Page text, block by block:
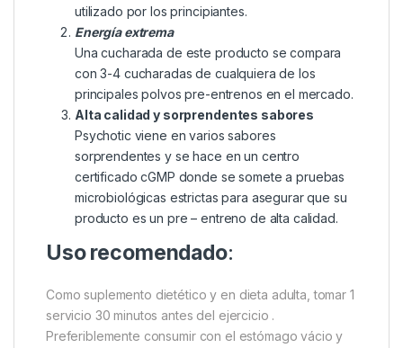
utilizado por los principiantes.
Energía extrema
Una cucharada de este producto se compara
con 3-4 cucharadas de cualquiera de los
principales polvos pre-entrenos en el mercado.
Alta calidad y sorprendentes sabores
Psychotic viene en varios sabores
sorprendentes y se hace en un centro
certificado cGMP donde se somete a pruebas
microbiológicas estrictas para asegurar que su
producto es un pre – entreno de alta calidad.
Uso recomendado:
Como suplemento dietético y en dieta adulta, tomar 1
servicio 30 minutos antes del ejercicio .
Preferiblemente consumir con el estómago vácio y